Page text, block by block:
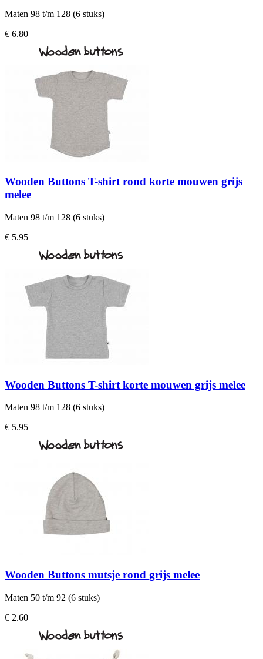
Maten 98 t/m 128 (6 stuks)
€ 6.80
Wooden Buttons T-shirt rond korte mouwen grijs
melee
Maten 98 t/m 128 (6 stuks)
€ 5.95
Wooden Buttons T-shirt korte mouwen grijs melee
Maten 98 t/m 128 (6 stuks)
€ 5.95
Wooden Buttons mutsje rond grijs melee
Maten 50 t/m 92 (6 stuks)
€ 2.60